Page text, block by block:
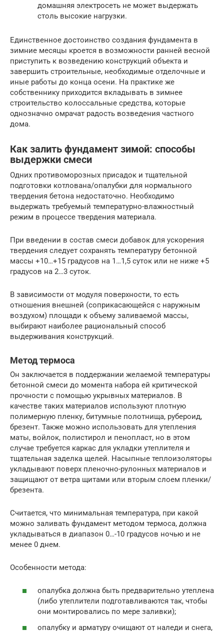
домашняя электросеть не может выдержать
столь высокие нагрузки.
Единственное достоинство создания фундамента в
зимние месяцы кроется в возможности ранней весной
приступить к возведению конструкций объекта и
завершить строительные, необходимые отделочные и
иные работы до конца осени. На практике же
собственнику приходится вкладывать в зимнее
строительство колоссальные средства, которые
однозначно омрачат радость возведения частного
дома.
Как залить фундамент зимой: способы
выдержки смеси
Одних противоморозных присадок и тщательной
подготовки котлована/опалубки для нормального
твердения бетона недостаточно. Необходимо
выдержать требуемый температурно-влажностный
режим в процессе твердения материала.
При введении в состав смеси добавок для ускорения
твердения следует сохранять температуру бетонной
массы +10…+15 градусов на 1…1,5 суток или не ниже +5
градусов на 2…3 суток.
В зависимости от модуля поверхности, то есть
отношения внешней (соприкасающейся с наружным
воздухом) площади к объему заливаемой массы,
выбирают наиболее рациональный способ
выдерживания конструкций.
Метод термоса
Он заключается в поддержании желаемой температуры
бетонной смеси до момента набора ей критической
прочности с помощью укрывных материалов. В
качестве таких материалов используют плотную
полимерную пленку, битумные полотнища, рубероид,
брезент. Также можно использовать для утепления
маты, войлок, полистирол и пенопласт, но в этом
случае требуется каркас для укладки утеплителя и
тщательная заделка щелей. Насыпные теплоизоляторы
укладывают поверх пленочно-рулонных материалов и
защищают от ветра щитами или вторым слоем пленки/
брезента.
Считается, что минимальная температура, при какой
можно заливать фундамент методом термоса, должна
укладываться в диапазон 0…-10 градусов ночью и не
менее 0 днем.
Особенности метода:
опалубка должна быть предварительно утеплена
(либо утеплители подготавливаются так, чтобы
они монтировались по мере заливки);
опалубку и арматуру очищают от наледи и снега,